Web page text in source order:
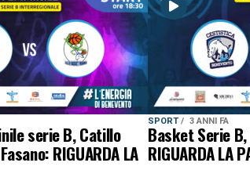
serie B, Catillo
RIGUARDA LA
SPORT 3 ANNI FA
Basket Serie
RIGUARDA LA